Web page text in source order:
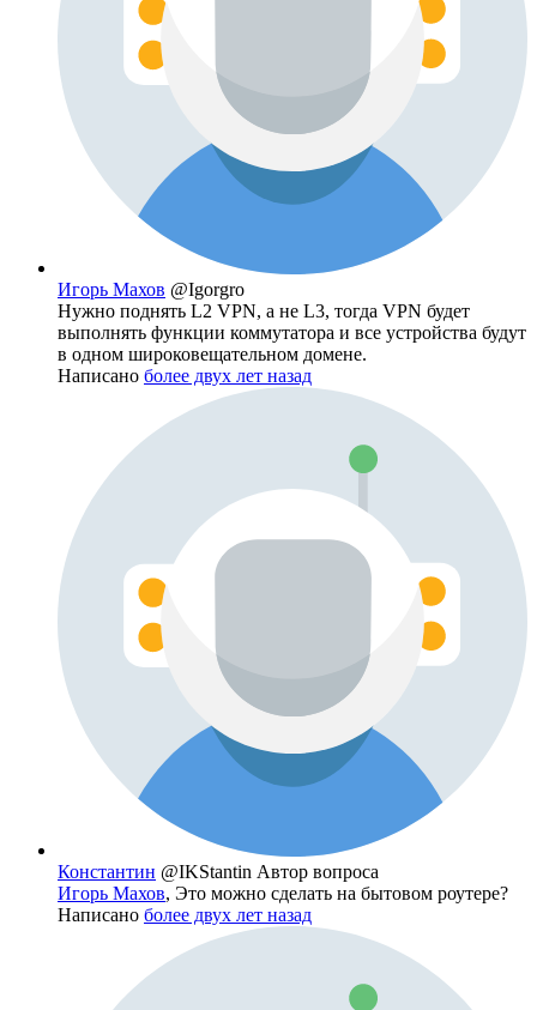
Игорь Махов @Igorgro
Нужно поднять L2 VPN, а не L3, тогда VPN будет
выполнять функции коммутатора и все устройства будут
в одном широковещательном домене.
Написано более двух лет назад
Константин @IKStantin Автор вопроса
Игорь Махов, Это можно сделать на бытовом роутере?
Написано более двух лет назад